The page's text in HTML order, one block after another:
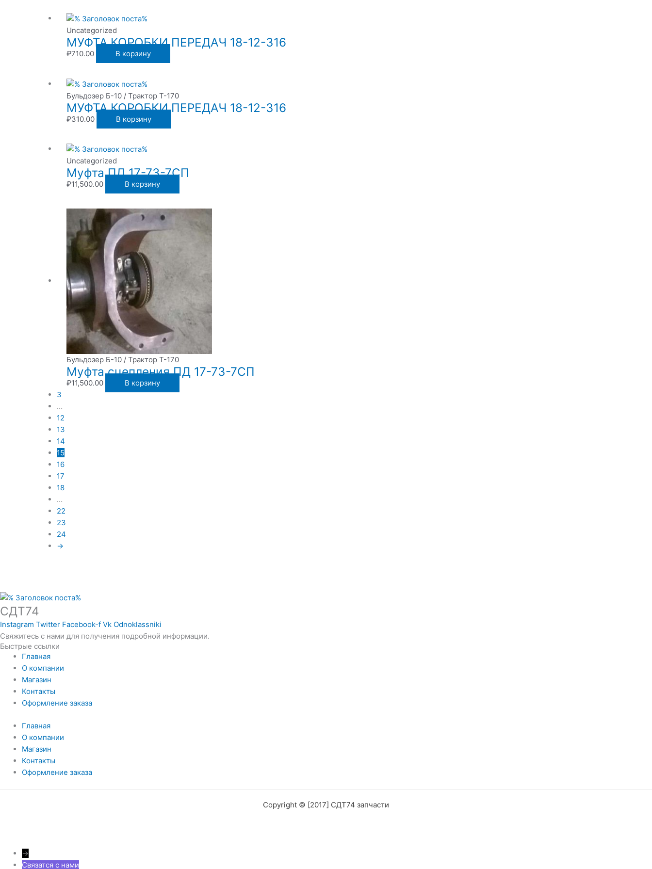
Uncategorized
МУФТА КОРОБКИ ПЕРЕДАЧ 18-12-316
₽710.00 В корзину
Бульдозер Б-10 / Трактор Т-170
МУФТА КОРОБКИ ПЕРЕДАЧ 18-12-316
₽310.00 В корзину
Uncategorized
Муфта ПД 17-73-7СП
₽11,500.00 В корзину
Бульдозер Б-10 / Трактор Т-170
Муфта сцепления ПД 17-73-7СП
₽11,500.00
В корзину
3
…
12
13
14
15
16
17
18
…
22
23
24
→
СДТ74
Instagram Twitter Facebook-f Vk Odnoklassniki
Свяжитесь с нами для получения подробной информации.
Быстрые ссылки
Главная
О компании
Магазин
Контакты
Оформление заказа
Главная
О компании
Магазин
Контакты
Оформление заказа
Copyright © [2017] СДТ74 запчасти
→
Связатся с нами